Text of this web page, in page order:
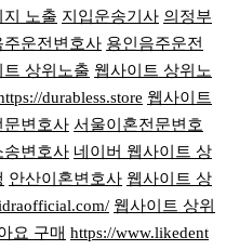
지 노출 지입운송기사 의정부
주운전변호사 용인음주운전
트 상위노출 웹사이트 상위노
durabless.store 웹사이트
문변호사 서울이혼전문변호
송변호사 네이버 웹사이트 상
안산이혼변호사 웹사이트 상
웹사이트 상위
요 구매 https://www.likedent